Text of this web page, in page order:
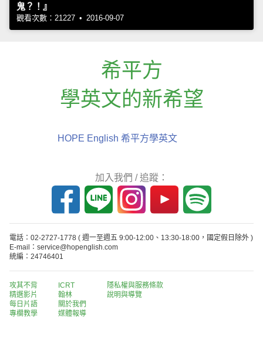
鬼？！』
觀看次數：21227 • 2016-09-07
希平方
學英文的新希望
HOPE English 希平方學英文
加入我們 / 追蹤：
電話：02-2727-1778 ( 週一至週五 9:00-12:00、13:30-18:00，國定假日除外 )
E-mail：service@hopenglish.com
統編：24746401
攻其不背
精選影片
每日片語
專欄教學
ICRT
翰林
關於我們
媒體報導
隱私權與服務條款
說明與導覽